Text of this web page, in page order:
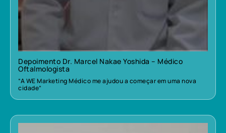
Depoimento Dr. Marcel Nakae Yoshida – Médico
Oftalmologista
“A WE Marketing Médico me ajudou a começar em uma nova
cidade”